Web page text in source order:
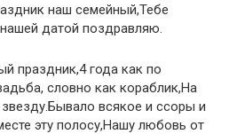
наш семейный,Тебе
датой поздравляю.
праздник,4 года как по
словно как кораблик,На
всякое и ссоры и
эту полосу,Нашу любовь от